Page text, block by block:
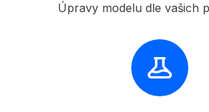
Úpravy modelu dle vašich